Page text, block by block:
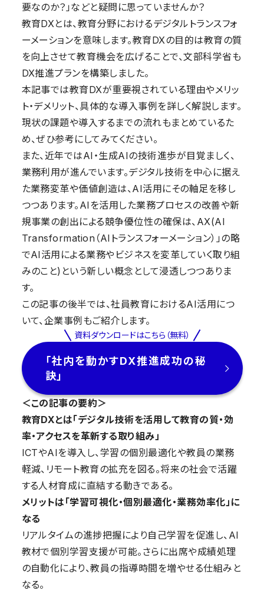
要なのか？」などと疑問に思っていませんか？
教育DXとは、教育分野におけるデジタルトランスフォ
ーメーションを意味します。教育DXの目的は教育の質
を向上させて教育機会を広げることで、文部科学省も
DX推進プランを構築しました。
本記事では教育DXが重要視されている理由やメリッ
ト・デメリット、具体的な導入事例を詳しく解説します。
現状の課題や導入するまでの流れもまとめているた
め、ぜひ参考にしてみてください。
また、近年ではAI・生成AIの技術進歩が目覚ましく、
業務利用が進んでいます。デジタル技術を中心に据え
た業務変革や価値創造は、AI活用にその軸足を移し
つつあります。AIを活用した業務プロセスの改善や新
規事業の創出による競争優位性の確保は、AX(AI
Transformation（AIトランスフォーメーション）」の略
でAI活用による業務やビジネスを変革していく取り組
みのこと)という新しい概念として浸透しつつありま
す。
この記事の後半では、社員教育におけるAI活用につ
いて、企業事例もご紹介します。
資料ダウンロードはこちら（無料）
「社内を動かすDX推進成功の秘
訣」
＜この記事の要約＞
教育DXとは「デジタル技術を活用して教育の質・効
率・アクセスを革新する取り組み」
ICTやAIを導入し、学習の個別最適化や教員の業務
軽減、リモート教育の拡充を図る。将来の社会で活躍
する人材育成に直結する動きである。
メリットは「学習可視化・個別最適化・業務効率化」に
なる
リアルタイムの進捗把握により自己学習を促進し、AI
教材で個別学習支援が可能。さらに出席や成績処理
の自動化により、教員の指導時間を増やせる仕組みと
なる。